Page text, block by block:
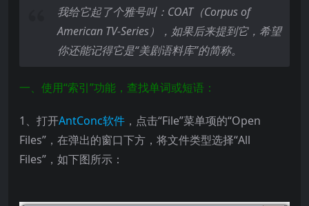
我给它起了个雅号叫：COAT（Corpus of
American TV-Series），如果后来提到它，希望
你还能记得它是“美剧语料库”的简称。
一、使用“索引”功能，查找单词或短语：
1、打开AntConc软件 ，点击“File”菜单项的“Open
Files”，在弹出的窗口下方，将文件类型选择“All
Files”，如下图所示：